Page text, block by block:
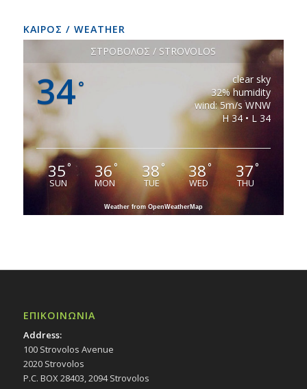
ΚΑΙΡΟΣ / WEATHER
ΣΤΡΟΒΟΛΟΣ / STROVOLOS
34°
clear sky
32% humidity
wind: 5m/s WNW
H 34 • L 34
35°
SUN
36°
MON
38°
TUE
38°
WED
37°
THU
Weather from OpenWeatherMap
ΕΠΙΚΟΙΝΩΝΙΑ
Address:
100 Strovolos Avenue
2020 Strovolos
P.C. BOX 28403, 2094 Strovolos